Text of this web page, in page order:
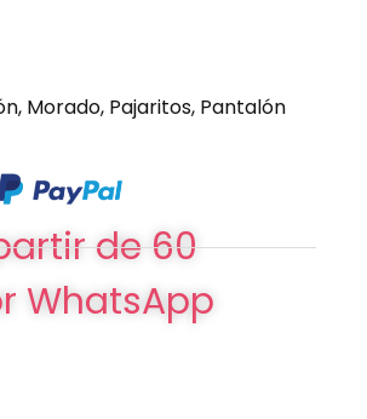
, Morado, Pajaritos, Pantalón
de 60
WhatsApp